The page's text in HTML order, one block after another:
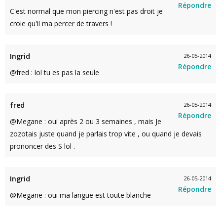
Répondre
C'est normal que mon piercing n'est pas droit je
croie qu'il ma percer de travers !
26-05-2014
Répondre
Ingrid
@fred : lol tu es pas la seule
26-05-2014
Répondre
fred
@Megane : oui après 2 ou 3 semaines , mais Je
zozotais juste quand je parlais trop vite , ou quand je devais
prononcer des S lol .
26-05-2014
Répondre
Ingrid
@Megane : oui ma langue est toute blanche